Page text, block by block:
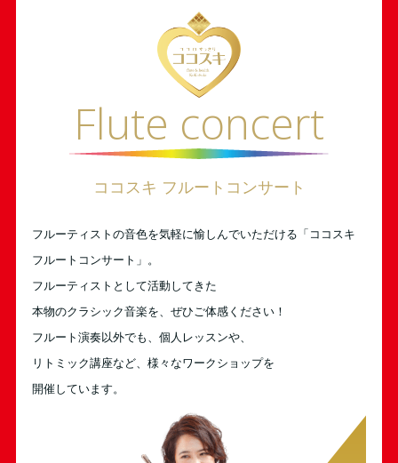
Flute concert
ココスキ フルートコンサート
フルーティストの音色を気軽に愉しんでいただける「ココスキ
フルートコンサート」。
フルーティストとして活動してきた
本物のクラシック音楽を、ぜひご体感ください！
フルート演奏以外でも、個人レッスンや、
リトミック講座など、様々なワークショップを
開催しています。